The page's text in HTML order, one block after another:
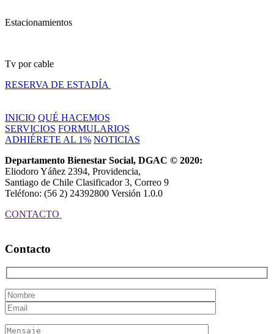
Estacionamientos
Tv por cable
RESERVA DE ESTADÍA
INICIO QUÉ HACEMOS
SERVICIOS FORMULARIOS
ADHIÉRETE AL 1% NOTICIAS
Departamento Bienestar Social, DGAC © 2020:
Eliodoro Yáñez 2394, Providencia,
Santiago de Chile Clasificador 3, Correo 9
Teléfono: (56 2) 24392800 Versión 1.0.0
CONTACTO
Contacto